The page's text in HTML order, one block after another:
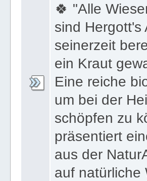
🍀 "Alle
sind Hergott's
seinerzeit
ein Kraut
Eine reiche
um bei der
schöpfen zu
präsentiert
aus der
auf